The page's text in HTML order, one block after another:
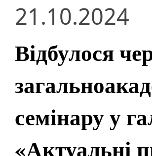
21.10.2024
Відбулося
семінару у
«Актуальні